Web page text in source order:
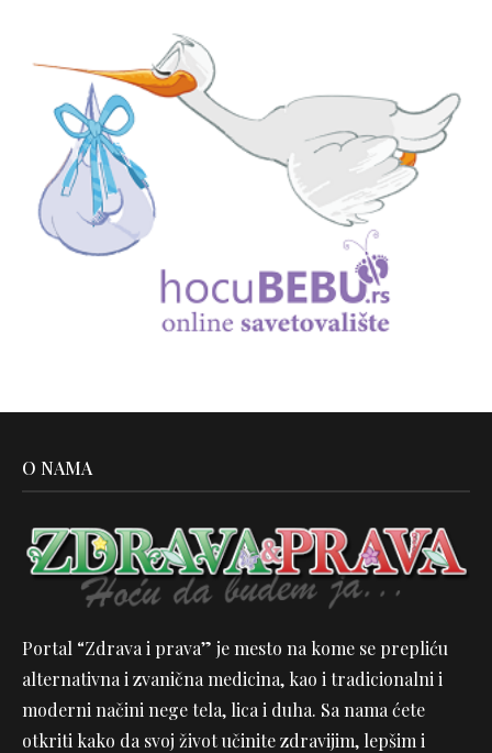
O NAMA
Portal “Zdrava i prava” je mesto na kome se prepliću
alternativna i zvanična medicina, kao i tradicionalni i
moderni načini nege tela, lica i duha. Sa nama ćete
otkriti kako da svoj život učinite zdravijim, lepšim i